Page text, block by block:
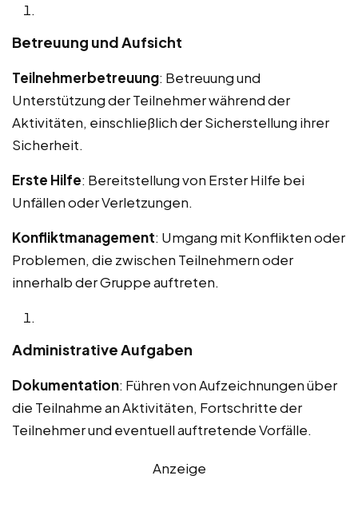
Betreuung und Aufsicht
Teilnehmerbetreuung: Betreuung und
Unterstützung der Teilnehmer während der
Aktivitäten, einschließlich der Sicherstellung ihrer
Sicherheit.
Erste Hilfe: Bereitstellung von Erster Hilfe bei
Unfällen oder Verletzungen.
Konfliktmanagement: Umgang mit Konflikten oder
Problemen, die zwischen Teilnehmern oder
innerhalb der Gruppe auftreten.
Administrative Aufgaben
Dokumentation: Führen von Aufzeichnungen über
die Teilnahme an Aktivitäten, Fortschritte der
Teilnehmer und eventuell auftretende Vorfälle.
Anzeige